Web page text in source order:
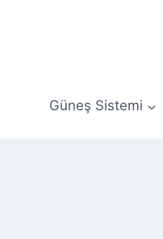
Güneş Sistemi